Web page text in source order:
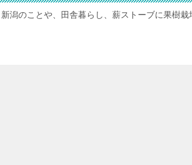
新潟のことや、田舎暮らし、薪ストーブに果樹栽